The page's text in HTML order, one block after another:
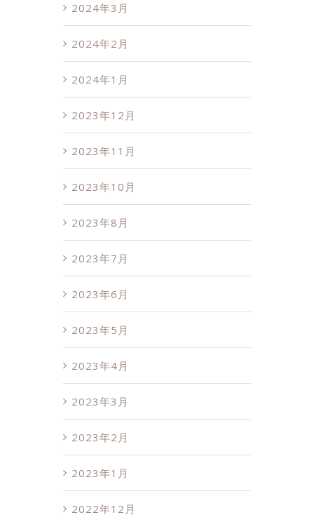
2024年3月
2024年2月
2024年1月
2023年12月
2023年11月
2023年10月
2023年8月
2023年7月
2023年6月
2023年5月
2023年4月
2023年3月
2023年2月
2023年1月
2022年12月